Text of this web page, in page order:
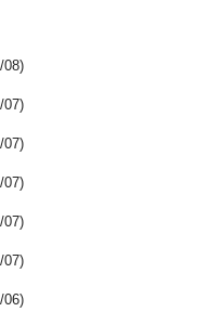
08)
07)
07)
07)
07)
07)
06)